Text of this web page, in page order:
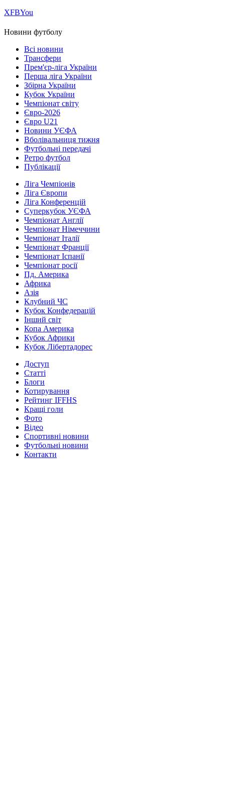
ХFBYou
Новини футболу
Всі новини
Трансфери
Прем'єр-ліга України
Перша ліга України
Збірна України
Кубок України
Чемпіонат світу
Євро-2026
Євро U21
Новини УЄФА
Вболівальниця тижня
Футбольні передачі
Ретро футбол
Публікації
Ліга Чемпіонів
Ліга Європи
Ліга Конференцій
Суперкубок УЄФА
Чемпіонат Англії
Чемпіонат Німеччини
Чемпіонат Італії
Чемпіонат Франції
Чемпіонат Іспанії
Чемпіонат росії
Пд. Америка
Африка
Азія
Клубний ЧС
Кубок Конфедерацій
Інший світ
Копа Америка
Кубок Африки
Кубок Лібертадорес
Доступ
Статті
Блоги
Котирування
Рейтинг IFFHS
Кращі голи
Фото
Відео
Спортивні новини
Футбольні новини
Контакти